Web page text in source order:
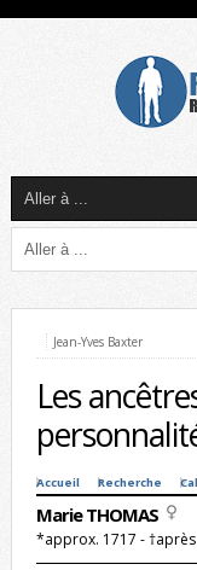
Jean-Yves Baxter
Les
Accueil Recherche
Marie THOMAS
*approx. 1717 -